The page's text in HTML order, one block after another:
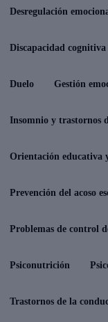
Desregulación
Discapacidad
Duelo Gestión
Insomnio y trastornos
Orientación educativa
Prevención del acoso
Problemas de control
Psiconutrición
Trastornos de la